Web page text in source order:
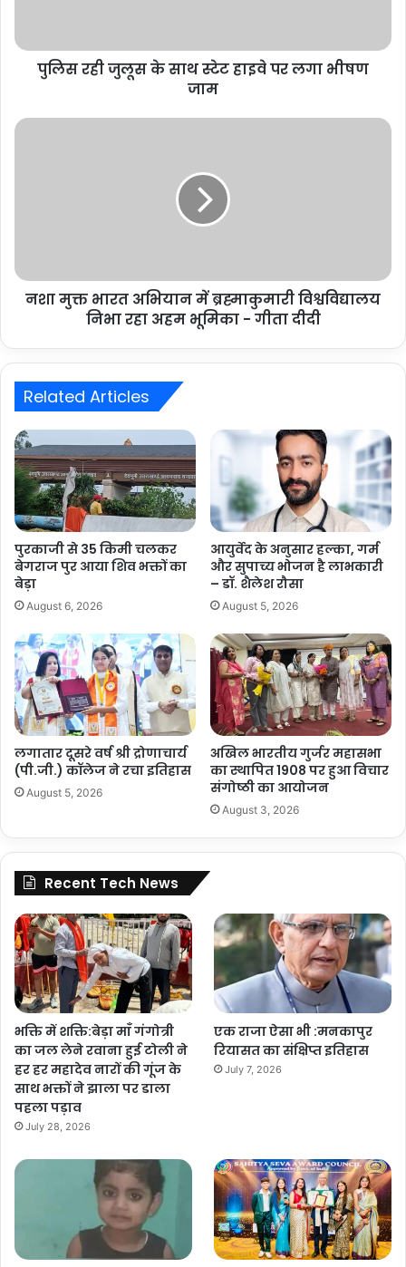
पुलिस रही जुलूस के साथ स्टेट हाइवे पर लगा भीषण
जाम
नशा मुक्त भारत अभियान में ब्रह्माकुमारी विश्वविद्यालय
निभा रहा अहम भूमिका - गीता दीदी
Related Articles
पुरकाजी से 35 किमी चलकर
बेगराज पुर आया शिव भक्तों का
बेड़ा
August 6, 2026
आयुर्वेद के अनुसार हल्का, गर्म
और सुपाच्य भोजन है लाभकारी
– डॉ. शैलेश रौसा
August 5, 2026
लगातार दूसरे वर्ष श्री द्रोणाचार्य
(पी.जी.) कॉलेज ने रचा इतिहास
August 5, 2026
अखिल भारतीय गुर्जर महासभा
का स्थापित 1908 पर हुआ विचार
संगोष्ठी का आयोजन
August 3, 2026
Recent Tech News
भक्ति में शक्ति:बेड़ा माँ गंगोत्री
का जल लेने रवाना हुई टोली ने
हर हर महादेव नारों की गूंज के
साथ भक्तों ने झाला पर डाला
पहला पड़ाव
July 28, 2026
एक राजा ऐसा भी :मनकापुर
रियासत का संक्षिप्त इतिहास
July 7, 2026